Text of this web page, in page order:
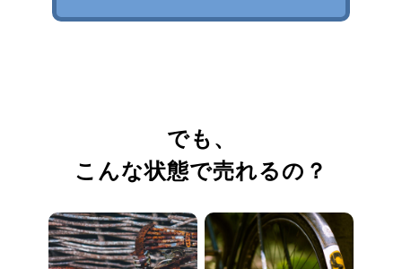
でも、
こんな状態で売れるの？